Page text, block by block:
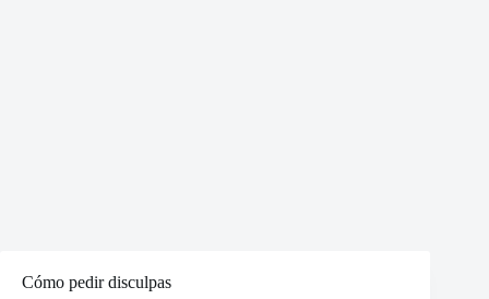
Cómo pedir disculpas